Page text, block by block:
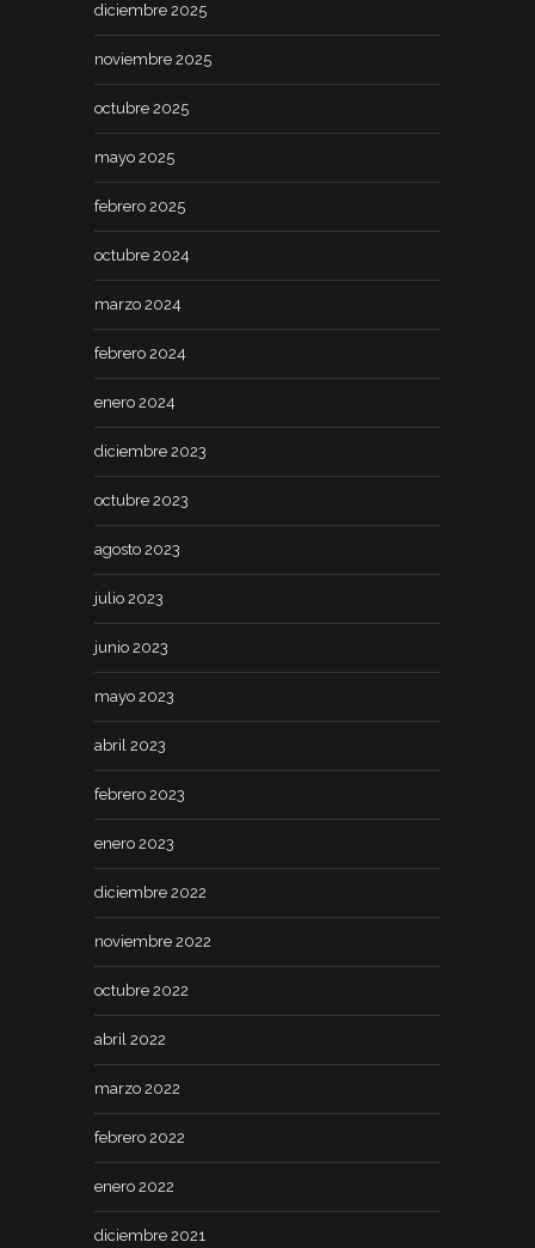
diciembre 2025
noviembre 2025
octubre 2025
mayo 2025
febrero 2025
octubre 2024
marzo 2024
febrero 2024
enero 2024
diciembre 2023
octubre 2023
agosto 2023
julio 2023
junio 2023
mayo 2023
abril 2023
febrero 2023
enero 2023
diciembre 2022
noviembre 2022
octubre 2022
abril 2022
marzo 2022
febrero 2022
enero 2022
diciembre 2021